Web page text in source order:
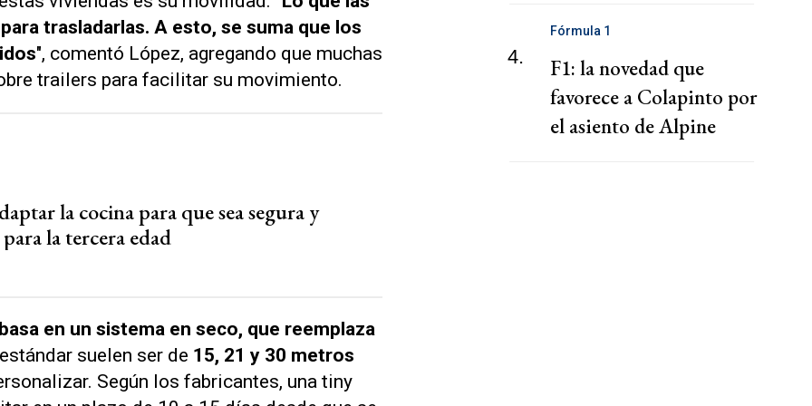
trasladarlas. A esto, se suma que los
", comentó López, agregando que muchas
trailers para facilitar su movimiento.
la cocina para que sea segura y
la tercera edad
en un sistema en seco, que reemplaza
suelen ser de 15, 21 y 30 metros
Según los fabricantes, una tiny
Corea del Sur
4.
Fórmula 1
F1: la novedad que
favorece a Colapinto por
el asiento de Alpine